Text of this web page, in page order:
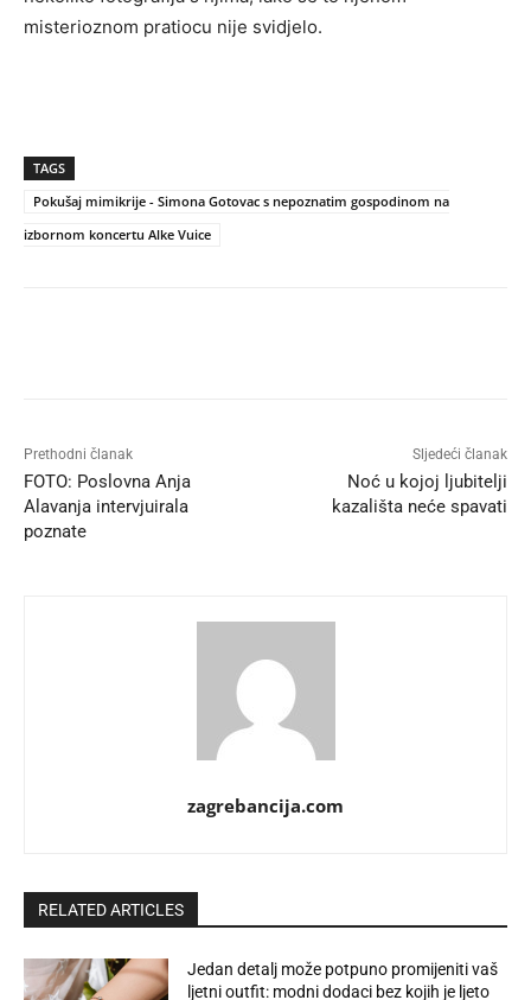
misterioznom pratiocu nije svidjelo.
TAGS
Pokušaj mimikrije - Simona Gotovac s nepoznatim gospodinom na
izbornom koncertu Alke Vuice
Prethodni članak
FOTO: Poslovna Anja
Alavanja intervjuirala
poznate
Sljedeći članak
Noć u kojoj ljubitelji
kazališta neće spavati
zagrebancija.com
RELATED ARTICLES
Jedan detalj može potpuno promijeniti vaš
ljetni outfit: modni dodaci bez kojih je ljeto